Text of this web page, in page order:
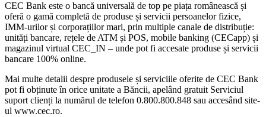
CEC Bank este o bancă universală de top pe piața românească și
oferă o gamă completă de produse și servicii persoanelor fizice,
IMM-urilor și corporațiilor mari, prin multiple canale de distribuție:
unități bancare, rețele de ATM și POS, mobile banking (CECapp) și
magazinul virtual CEC_IN – unde pot fi accesate produse și servicii
bancare 100% online.
Mai multe detalii despre produsele și serviciile oferite de CEC Bank
pot fi obținute în orice unitate a Băncii, apelând gratuit Serviciul
suport clienți la numărul de telefon 0.800.800.848 sau accesând site-
ul www.cec.ro.